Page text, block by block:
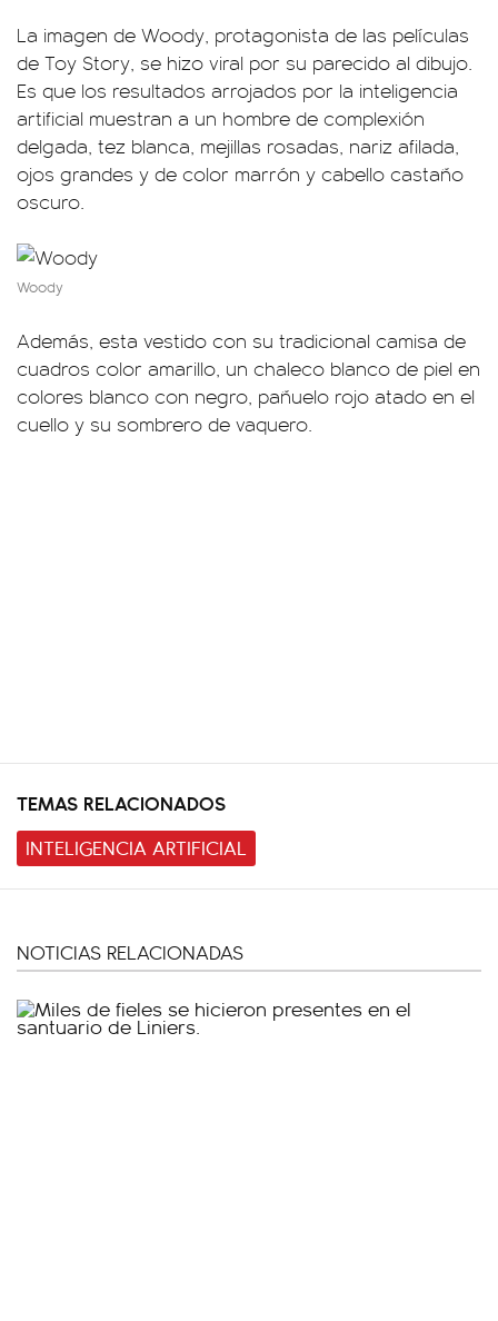
La imagen de Woody, protagonista de las películas
de Toy Story, se hizo viral por su parecido al dibujo.
Es que los resultados arrojados por la inteligencia
artificial muestran a un hombre de complexión
delgada, tez blanca, mejillas rosadas, nariz afilada,
ojos grandes y de color marrón y cabello castaño
oscuro.
Woody
Además, esta vestido con su tradicional camisa de
cuadros color amarillo, un chaleco blanco de piel en
colores blanco con negro, pañuelo rojo atado en el
cuello y su sombrero de vaquero.
TEMAS RELACIONADOS
INTELIGENCIA ARTIFICIAL
NOTICIAS RELACIONADAS